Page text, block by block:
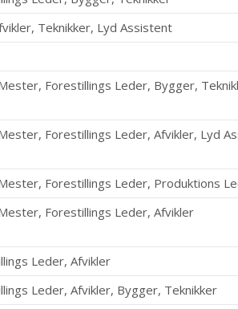
Teknikker, Lyd Assistent
Forestillings Leder, Bygger,
Forestillings Leder, Afvikler, Lyd
Forestillings Leder, Produktions
Forestillings Leder, Afvikler
Leder, Afvikler
Leder, Afvikler, Bygger, Teknikker